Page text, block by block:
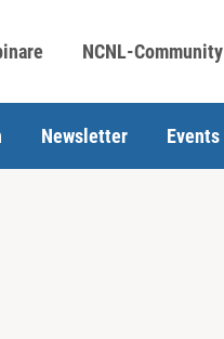
NCNL-Community
Newsletter Events